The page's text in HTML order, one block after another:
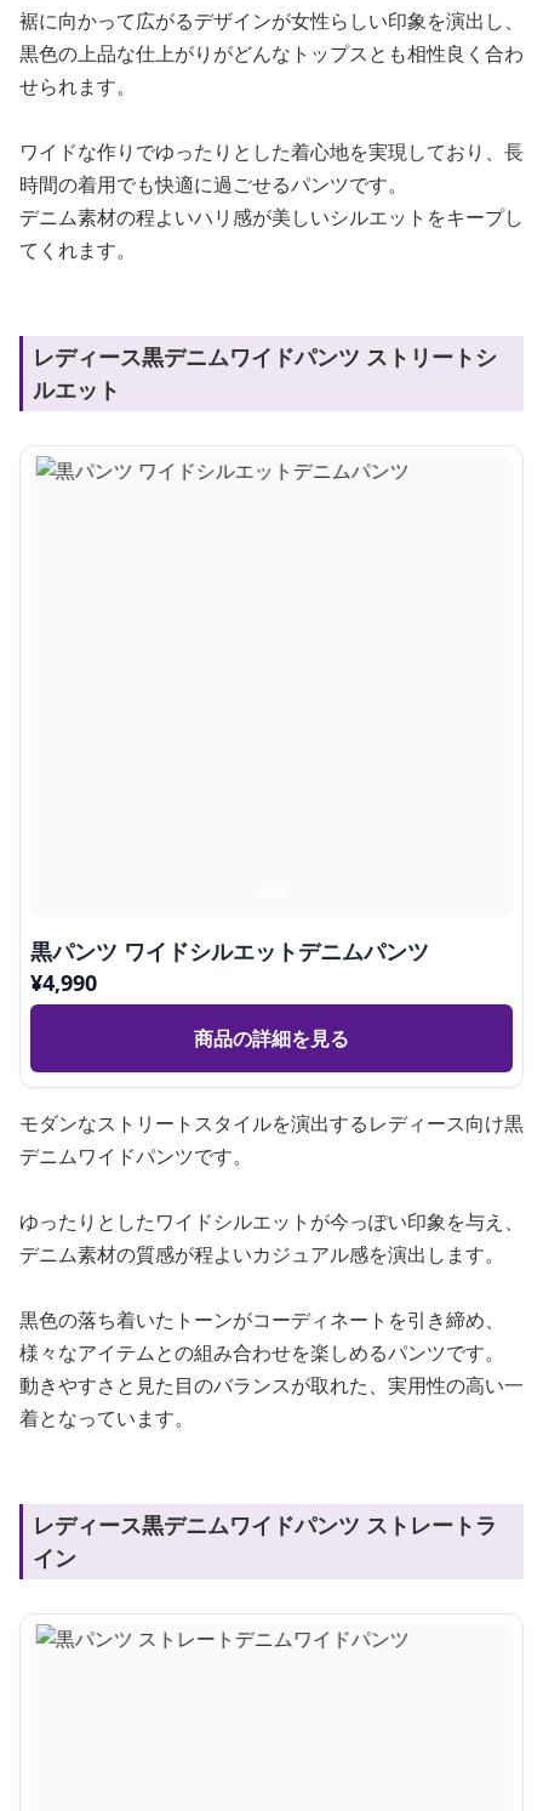
裾に向かって広がるデザインが女性らしい印象を演出し、
黒色の上品な仕上がりがどんなトップスとも相性良く合わ
せられます。
ワイドな作りでゆったりとした着心地を実現しており、長
時間の着用でも快適に過ごせるパンツです。
デニム素材の程よいハリ感が美しいシルエットをキープし
てくれます。
レディース黒デニムワイドパンツ ストリートシ
ルエット
黒パンツ ワイドシルエットデニムパンツ
¥4,990
商品の詳細を見る
モダンなストリートスタイルを演出するレディース向け黒
デニムワイドパンツです。
ゆったりとしたワイドシルエットが今っぽい印象を与え、
デニム素材の質感が程よいカジュアル感を演出します。
黒色の落ち着いたトーンがコーディネートを引き締め、
様々なアイテムとの組み合わせを楽しめるパンツです。
動きやすさと見た目のバランスが取れた、実用性の高い一
着となっています。
レディース黒デニムワイドパンツ ストレートラ
イン